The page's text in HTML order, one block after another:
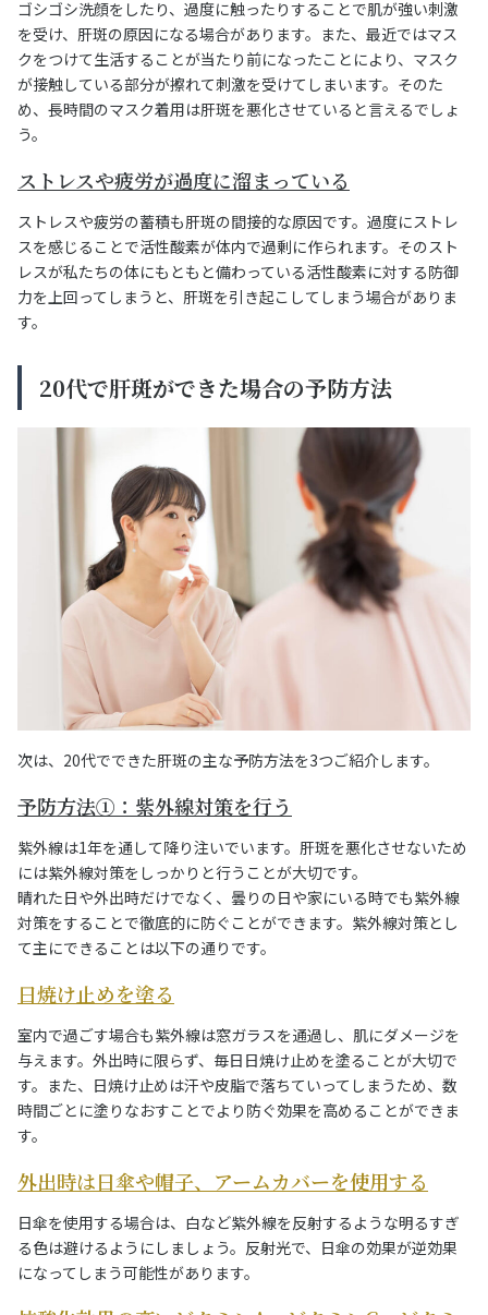
ゴシゴシ洗顔をしたり、過度に触ったりすることで肌が強い刺激
を受け、肝斑の原因になる場合があります。また、最近ではマス
クをつけて生活することが当たり前になったことにより、マスク
が接触している部分が擦れて刺激を受けてしまいます。そのた
め、長時間のマスク着用は肝斑を悪化させていると言えるでしょ
う。
ストレスや疲労が過度に溜まっている
ストレスや疲労の蓄積も肝斑の間接的な原因です。過度にストレ
スを感じることで活性酸素が体内で過剰に作られます。そのスト
レスが私たちの体にもともと備わっている活性酸素に対する防御
力を上回ってしまうと、肝斑を引き起こしてしまう場合がありま
す。
20代で肝斑ができた場合の予防方法
次は、20代でできた肝斑の主な予防方法を3つご紹介します。
予防方法①：紫外線対策を行う
紫外線は1年を通して降り注いでいます。肝斑を悪化させないため
には紫外線対策をしっかりと行うことが大切です。
晴れた日や外出時だけでなく、曇りの日や家にいる時でも紫外線
対策をすることで徹底的に防ぐことができます。紫外線対策とし
て主にできることは以下の通りです。
日焼け止めを塗る
室内で過ごす場合も紫外線は窓ガラスを通過し、肌にダメージを
与えます。外出時に限らず、毎日日焼け止めを塗ることが大切で
す。また、日焼け止めは汗や皮脂で落ちていってしまうため、数
時間ごとに塗りなおすことでより防ぐ効果を高めることができま
す。
外出時は日傘や帽子、アームカバーを使用する
日傘を使用する場合は、白など紫外線を反射するような明るすぎ
る色は避けるようにしましょう。反射光で、日傘の効果が逆効果
になってしまう可能性があります。